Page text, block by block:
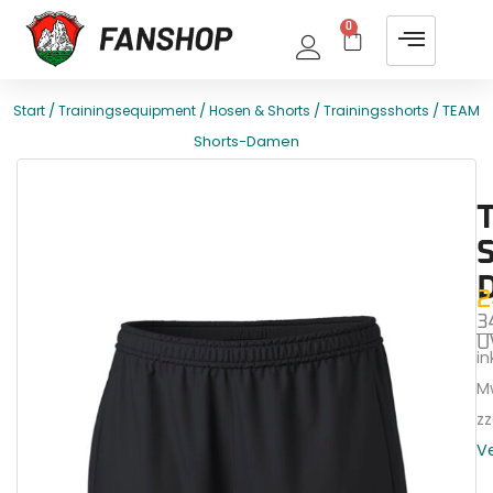
0
Start /Trainingsequipment /Hosen & Shorts /Trainingsshorts / TEAM
Shorts-Damen